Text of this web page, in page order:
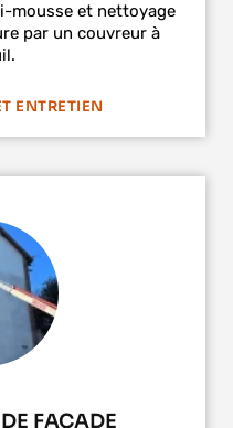
mousse et nettoyage
par un couvreur à
ENTRETIEN
FAÇADE